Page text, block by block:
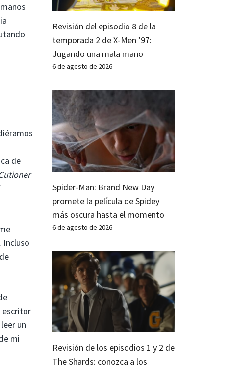
de
Incluso
escritor
un
mi
Revisión del episodio 8 de la
temporada 2 de X-Men ’97:
Jugando una mala mano
6 de agosto de 2026
Spider-Man: Brand New Day
promete la película de Spidey
más oscura hasta el momento
6 de agosto de 2026
Revisión de los episodios 1 y 2 de
The Shards: conozca a los